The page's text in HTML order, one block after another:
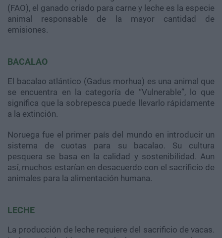
(FAO), el ganado criado para carne y leche es la especie
animal responsable de la mayor cantidad de
emisiones.
BACALAO
El bacalao atlántico (Gadus morhua) es una animal que
se encuentra en la categoría de “Vulnerable”, lo que
significa que la sobrepesca puede llevarlo rápidamente
a la extinción.
Noruega fue el primer país del mundo en introducir un
sistema de cuotas para su bacalao. Su cultura
pesquera se basa en la calidad y sostenibilidad. Aun
así, muchos estarían en desacuerdo con el sacrificio de
animales para la alimentación humana.
LECHE
La producción de leche requiere del sacrificio de vacas.